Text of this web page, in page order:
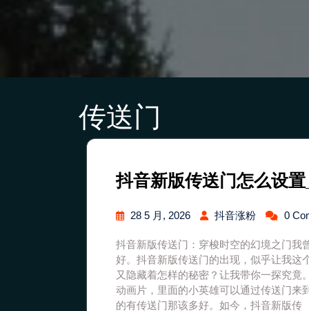
传送门
抖音新版传送门怎么设
28 5 月, 2026 抖音涨粉 0
抖音新版传送门：穿梭时空的幻境之门我
好。抖音新版传送门的出现，似乎让我这
又隐藏着怎样的秘密？让我带你一探究竟
动画片，里面的小英雄可以通过传送门来
的有传送门那该多好。如今，抖音新版传